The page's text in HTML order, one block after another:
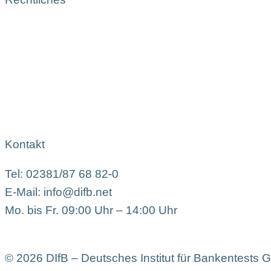
Kontakt
Tel: 02381/87 68 82-0
E-Mail: info@difb.net
Mo. bis Fr. 09:00 Uhr – 14:00 Uhr
© 2026 DIfB – Deutsches Institut für Bankentests